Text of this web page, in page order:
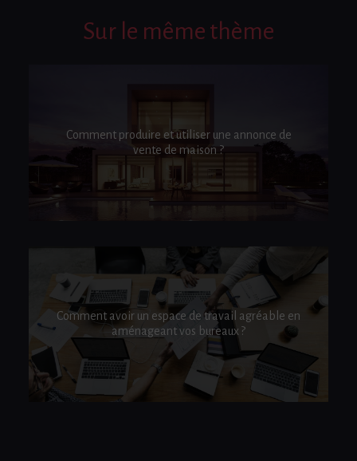
Sur le même thème
Comment produire et utiliser une annonce de
vente de maison ?
Comment avoir un espace de travail agréable en
aménageant vos bureaux ?